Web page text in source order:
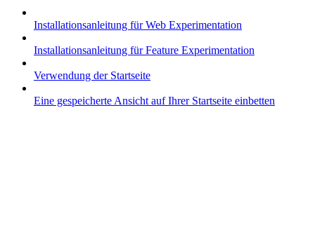
Installationsanleitung für Web Experimentation
Installationsanleitung für Feature Experimentation
Verwendung der Startseite
Eine gespeicherte Ansicht auf Ihrer Startseite einbetten